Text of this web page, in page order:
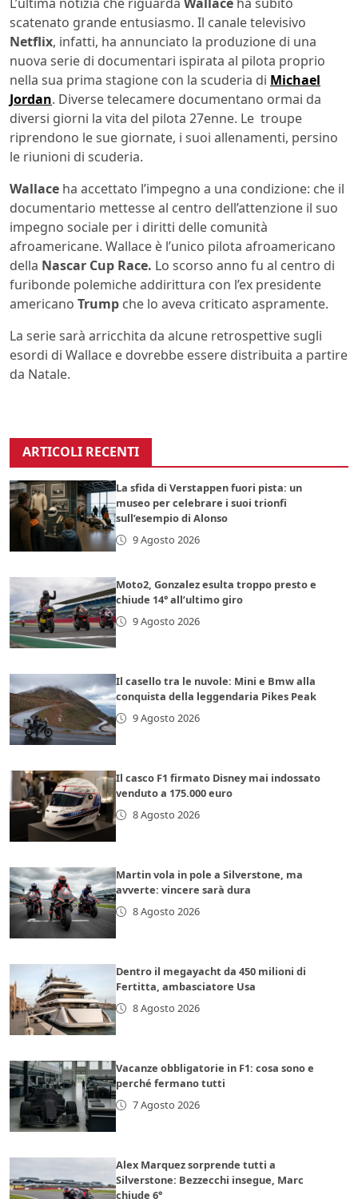
scatenato grande entusiasmo. Il canale televisivo
Netflix, infatti, ha annunciato la produzione di una
nuova serie di documentari ispirata al pilota proprio
nella sua prima stagione con la scuderia di Michael
Jordan. Diverse telecamere documentano ormai da
diversi giorni la vita del pilota 27enne. Le troupe
riprendono le sue giornate, i suoi allenamenti, persino
le riunioni di scuderia.
Wallace ha accettato l’impegno a una condizione: che il
documentario mettesse al centro dell’attenzione il suo
impegno sociale per i diritti delle comunità
afroamericane. Wallace è l’unico pilota afroamericano
della Nascar Cup Race. Lo scorso anno fu al centro di
furibonde polemiche addirittura con l’ex presidente
americano Trump che lo aveva criticato aspramente.
La serie sarà arricchita da alcune retrospettive sugli
esordi di Wallace e dovrebbe essere distribuita a partire
da Natale.
ARTICOLI RECENTI
La sfida di Verstappen fuori pista: un
museo per celebrare i suoi trionfi
sull’esempio di Alonso
9 Agosto 2026
Moto2, Gonzalez esulta troppo presto e
chiude 14° all’ultimo giro
9 Agosto 2026
Il casello tra le nuvole: Mini e Bmw alla
conquista della leggendaria Pikes Peak
9 Agosto 2026
Il casco F1 firmato Disney mai indossato
venduto a 175.000 euro
8 Agosto 2026
Martin vola in pole a Silverstone, ma
avverte: vincere sarà dura
8 Agosto 2026
Dentro il megayacht da 450 milioni di
Fertitta, ambasciatore Usa
8 Agosto 2026
Vacanze obbligatorie in F1: cosa sono e
perché fermano tutti
7 Agosto 2026
Alex Marquez sorprende tutti a
Silverstone: Bezzecchi insegue, Marc
chiude 6°